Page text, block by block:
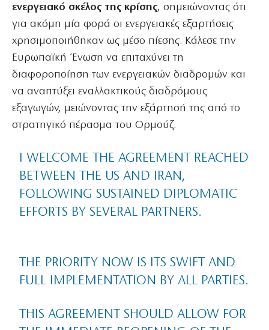
ενεργειακό σκέλος της κρίσης, σημειώνοντας ότι
για ακόμη μία φορά οι ενεργειακές εξαρτήσεις
χρησιμοποιήθηκαν ως μέσο πίεσης. Κάλεσε την
Ευρωπαϊκή Ένωση να επιταχύνει τη
διαφοροποίηση των ενεργειακών διαδρομών και
να αναπτύξει εναλλακτικούς διαδρόμους
εξαγωγών, μειώνοντας την εξάρτησή της από το
στρατηγικό πέρασμα του Ορμούζ.
I WELCOME THE AGREEMENT REACHED
BETWEEN THE US AND IRAN,
FOLLOWING SUSTAINED DIPLOMATIC
EFFORTS BY SEVERAL PARTNERS.
THE PRIORITY NOW IS ITS SWIFT AND
FULL IMPLEMENTATION BY ALL PARTIES.
THIS AGREEMENT SHOULD ALLOW FOR